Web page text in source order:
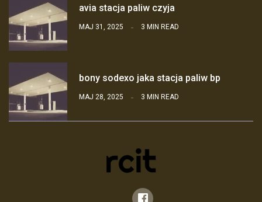
avia stacja paliw czyja
MAJ 31, 2025 3 MIN READ
bony sodexo jaka stacja paliw bp
MAJ 28, 2025 3 MIN READ